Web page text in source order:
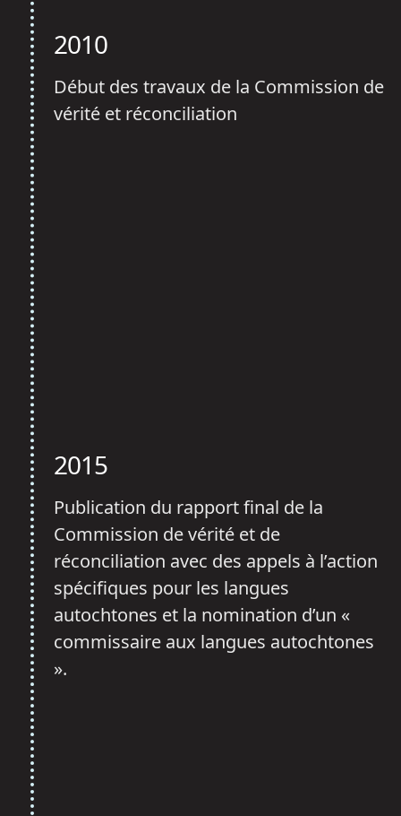
2010
Début des travaux de la Commission de
vérité et réconciliation
2015
Publication du rapport final de la
Commission de vérité et de
réconciliation avec des appels à l’action
spécifiques pour les langues
autochtones et la nomination d’un «
commissaire aux langues autochtones
».